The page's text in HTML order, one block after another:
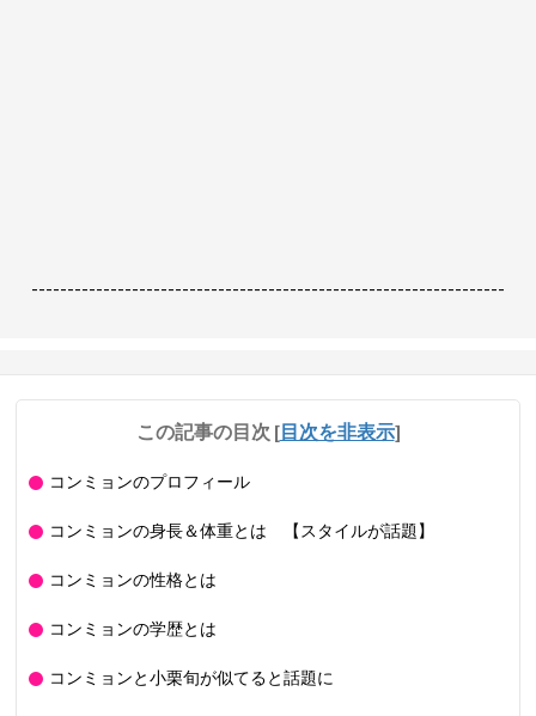
------------------------------------------------------------------
この記事の目次 [目次を非表示]
コンミョンのプロフィール
コンミョンの身長＆体重とは 【スタイルが話題】
コンミョンの性格とは
コンミョンの学歴とは
コンミョンと小栗旬が似てると話題に